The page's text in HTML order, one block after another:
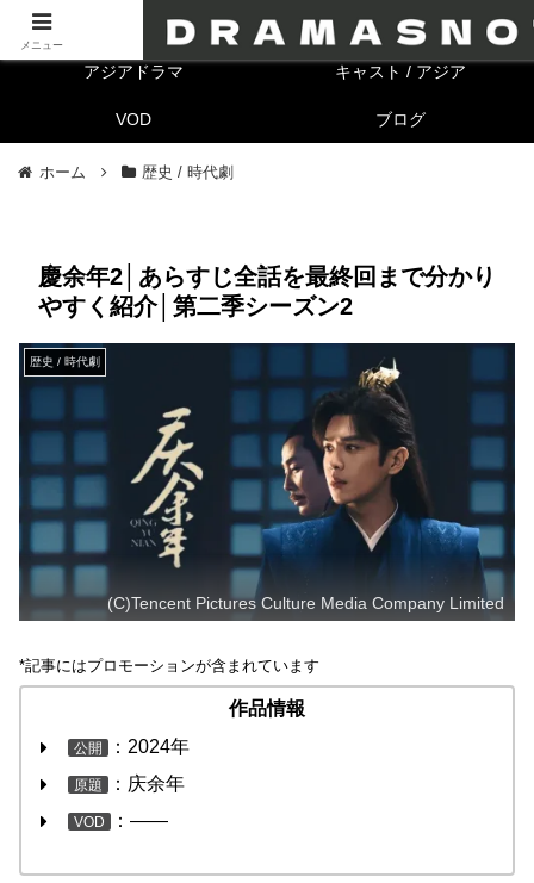
海外ドラマ キャスト/海外
アジアドラマ キャスト / アジア
VOD ブログ
ホーム 歴史 / 時代劇
慶余年2│あらすじ全話を最終回まで分かり
やすく紹介│第二季シーズン2
歴史 / 時代劇
(C)Tencent Pictures Culture Media Company Limited
*記事にはプロモーションが含まれています
作品情報
公開 ：2024年
原題 ：庆余年
VOD ：――
メニュー